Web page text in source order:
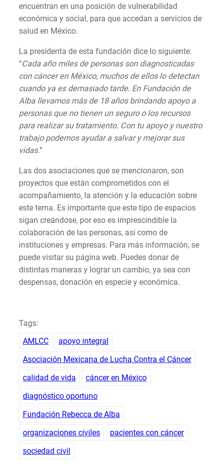
encuentran en una posición de vulnerabilidad
económica y social, para que accedan a servicios de
salud en México.
La presidenta de esta fundación dice lo siguiente:
“Cada año miles de personas son diagnosticadas
con cáncer en México, muchos de ellos lo detectan
cuando ya es demasiado tarde. En Fundación de
Alba llevamos más de 18 años brindando apoyo a
personas que no tienen un seguro o los recursos
para realizar su tratamiento. Con tu apoyo y nuestro
trabajo podemos ayudar a salvar y mejorar sus
vidas.”
Las dos asociaciones que se mencionaron, son
proyectos que están comprometidos con el
acompañamiento, la atención y la educación sobre
este tema. Es importante que este tipo de espacios
sigan creándose, por eso es imprescindible la
colaboración de las personas, así como de
instituciones y empresas. Para más información, se
puede visitar su página web. Puedes donar de
distintas maneras y lograr un cambio, ya sea con
despensas, donación en especie y económica.
Tags:
AMLCC
apoyo integral
Asociación Mexicana de Lucha Contra el Cáncer
calidad de vida
cáncer en México
diagnóstico oportuno
Fundación Rebecca de Alba
organizaciones civiles
pacientes con cáncer
sociedad civil